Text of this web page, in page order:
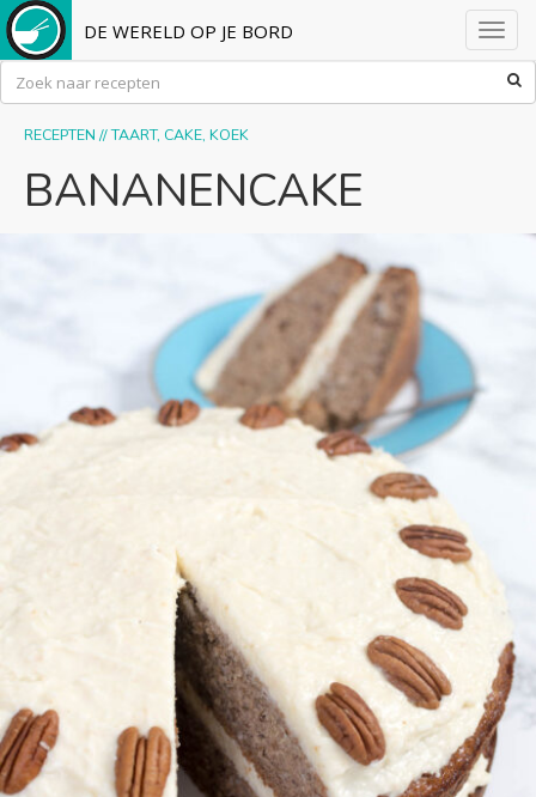
DE WERELD OP JE BORD
RECEPTEN //TAART, CAKE, KOEK
BANANENCAKE